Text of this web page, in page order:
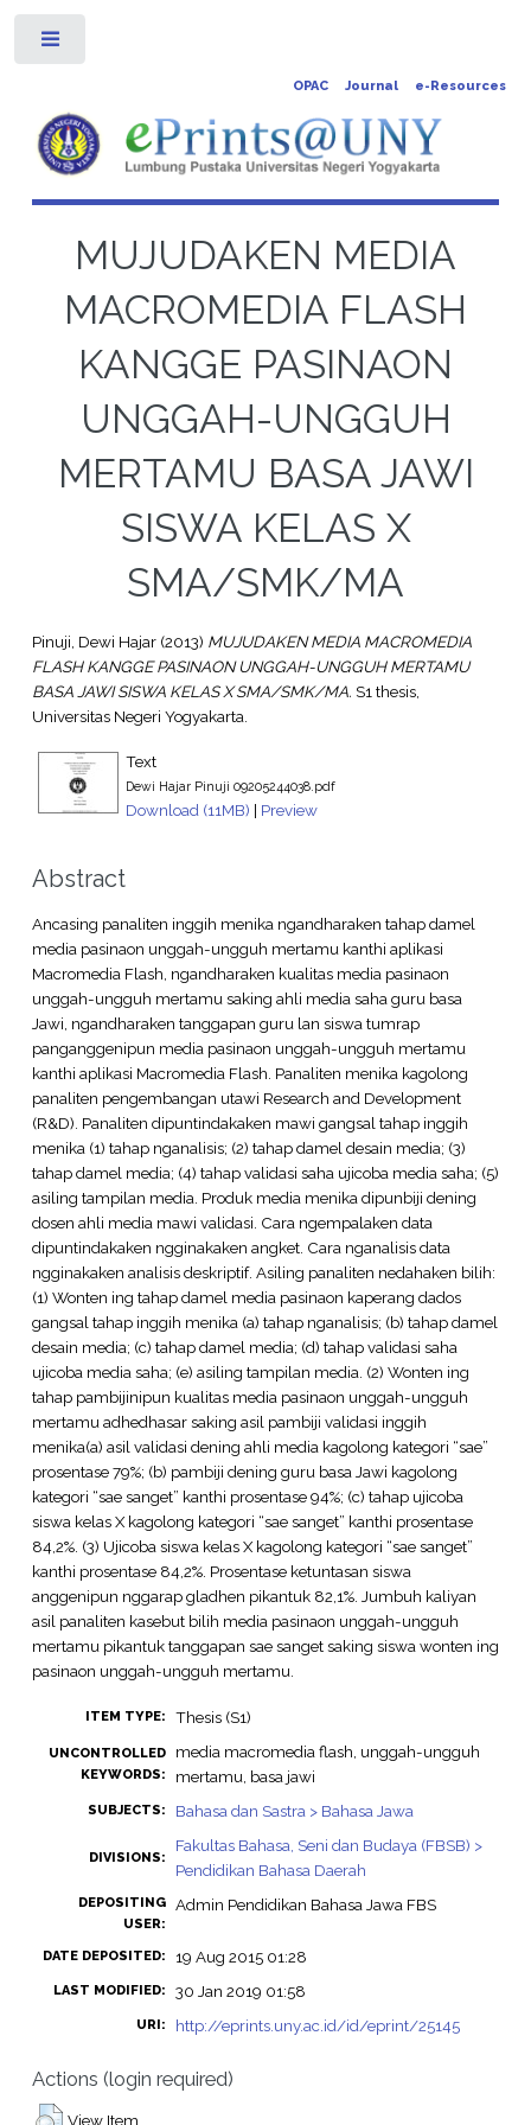
OPAC Journal e-Resources
MUJUDAKEN MEDIA
MACROMEDIA FLASH
KANGGE PASINAON
UNGGAH-UNGGUH
MERTAMU BASA JAWI
SISWA KELAS X
SMA/SMK/MA
Pinuji, Dewi Hajar(2013) MUJUDAKEN MEDIA MACROMEDIA
FLASH KANGGE PASINAON UNGGAH-UNGGUH MERTAMU
BASA JAWI SISWA KELAS X SMA/SMK/MA. S1 thesis,
Universitas Negeri Yogyakarta.
Text
Dewi Hajar Pinuji 09205244038.pdf
Download (11MB) | Preview
Abstract
Ancasing panaliten inggih menika ngandharaken tahap damel
media pasinaon unggah-ungguh mertamu kanthi aplikasi
Macromedia Flash, ngandharaken kualitas media pasinaon
unggah-ungguh mertamu saking ahli media saha guru basa
Jawi, ngandharaken tanggapan guru lan siswa tumrap
panganggenipun media pasinaon unggah-ungguh mertamu
kanthi aplikasi Macromedia Flash. Panaliten menika kagolong
panaliten pengembangan utawi Research and Development
(R&D). Panaliten dipuntindakaken mawi gangsal tahap inggih
menika (1) tahap nganalisis; (2) tahap damel desain media; (3)
tahap damel media; (4) tahap validasi saha ujicoba media saha; (5)
asiling tampilan media. Produk media menika dipunbiji dening
dosen ahli media mawi validasi. Cara ngempalaken data
dipuntindakaken ngginakaken angket. Cara nganalisis data
ngginakaken analisis deskriptif. Asiling panaliten nedahaken bilih:
(1) Wonten ing tahap damel media pasinaon kaperang dados
gangsal tahap inggih menika (a) tahap nganalisis; (b) tahap damel
desain media; (c) tahap damel media; (d) tahap validasi saha
ujicoba media saha; (e) asiling tampilan media. (2) Wonten ing
tahap pambijinipun kualitas media pasinaon unggah-ungguh
mertamu adhedhasar saking asil pambiji validasi inggih
menika(a) asil validasi dening ahli media kagolong kategori “sae”
prosentase 79%; (b) pambiji dening guru basa Jawi kagolong
kategori “sae sanget” kanthi prosentase 94%; (c) tahap ujicoba
siswa kelas X kagolong kategori “sae sanget” kanthi prosentase
84,2%. (3) Ujicoba siswa kelas X kagolong kategori “sae sanget”
kanthi prosentase 84,2%. Prosentase ketuntasan siswa
anggenipun nggarap gladhen pikantuk 82,1%. Jumbuh kaliyan
asil panaliten kasebut bilih media pasinaon unggah-ungguh
mertamu pikantuk tanggapan sae sanget saking siswa wonten ing
pasinaon unggah-ungguh mertamu.
ITEM TYPE: Thesis (S1)
UNCONTROLLED
KEYWORDS:
media macromedia flash, unggah-ungguh
mertamu, basa jawi
SUBJECTS: Bahasa dan Sastra > Bahasa Jawa
DIVISIONS:
Fakultas Bahasa, Seni dan Budaya (FBSB) >
Pendidikan Bahasa Daerah
DEPOSITING
USER:
Admin Pendidikan Bahasa Jawa FBS
DATE DEPOSITED: 19 Aug 2015 01:28
LAST MODIFIED: 30 Jan 2019 01:58
URI: http://eprints.uny.ac.id/id/eprint/25145
Actions (login required)
View Item